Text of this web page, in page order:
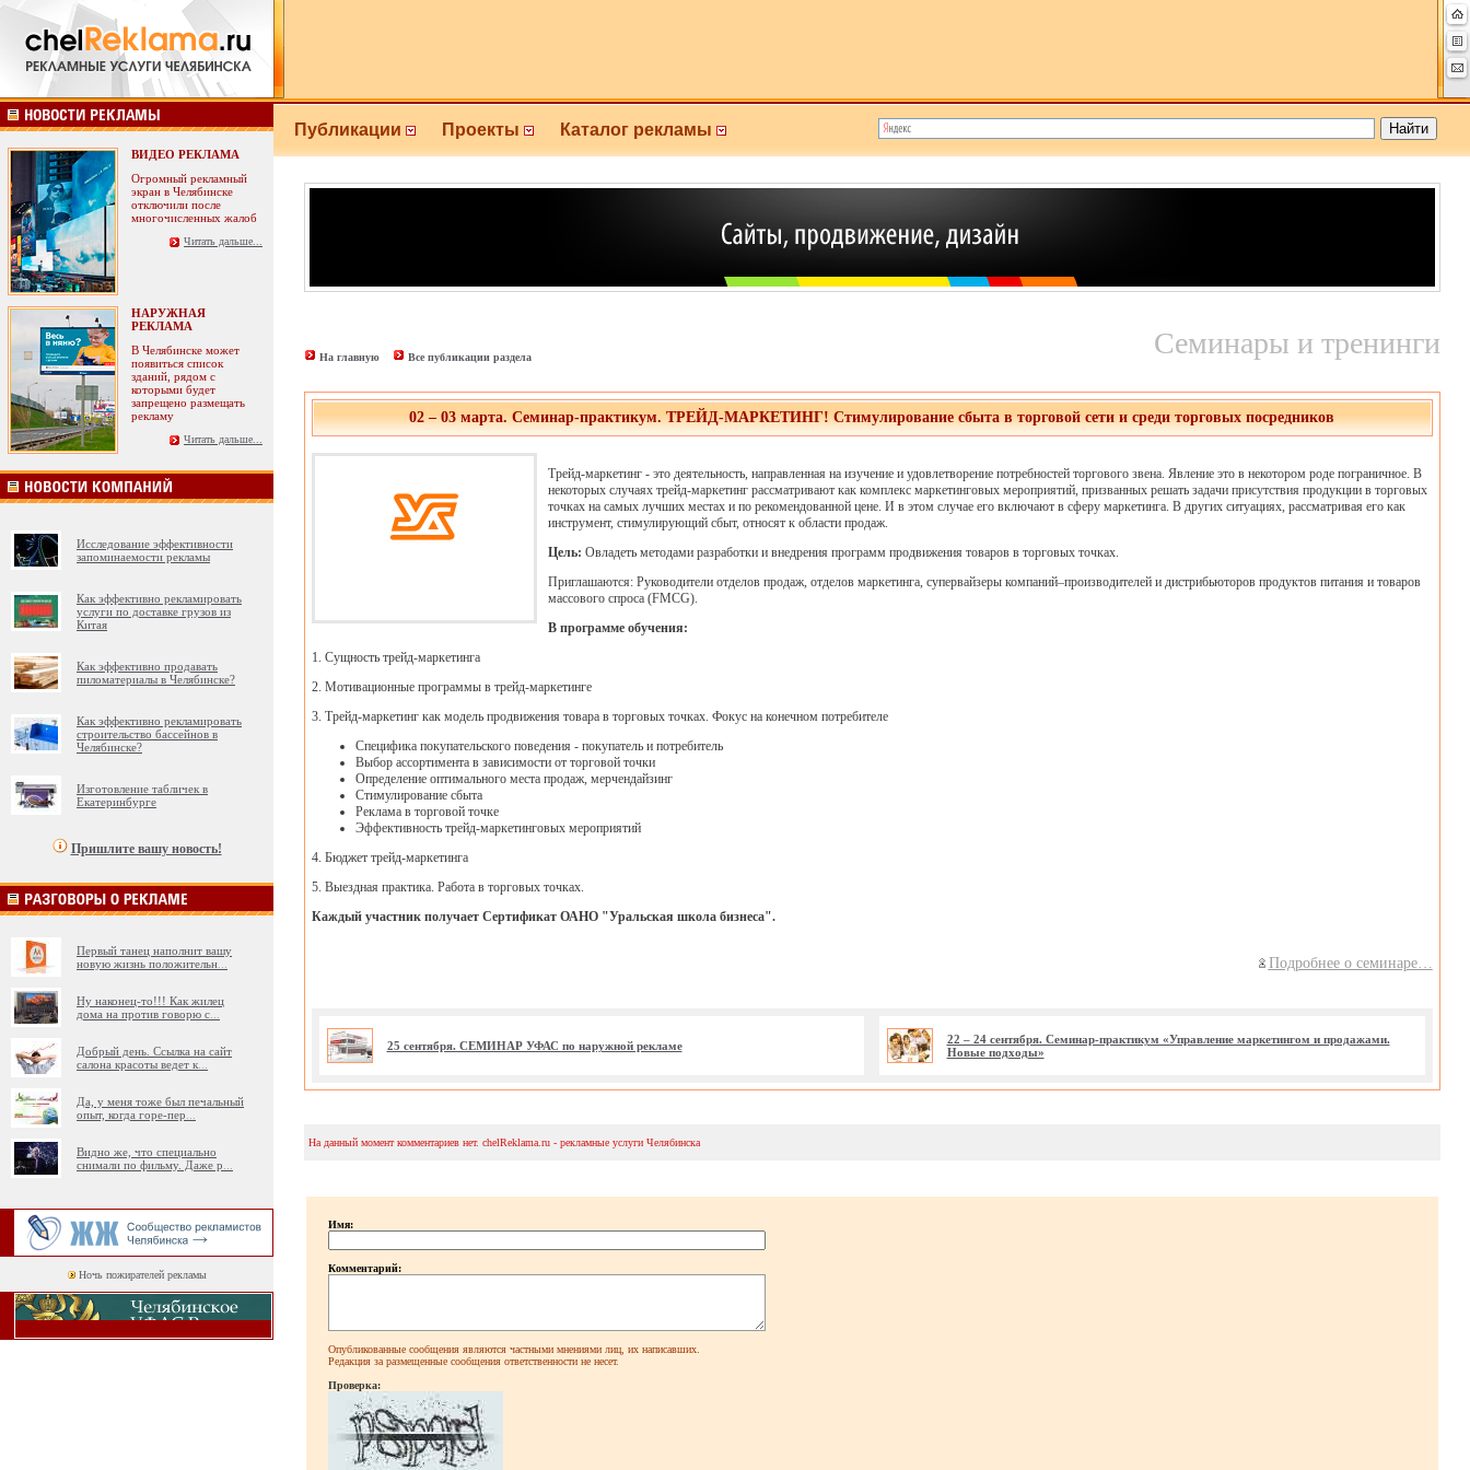
ВИДЕО РЕКЛАМА
Огромный рекламный
экран в Челябинске
отключили после
многочисленных жалоб
Читать дальше...
НАРУЖНАЯ
РЕКЛАМА
В Челябинске может
появиться список
зданий, рядом с
которыми будет
запрещено размещать
рекламу
Читать дальше...
Исследование эффективности
запоминаемости рекламы
Как эффективно рекламировать
услуги по доставке грузов из
Китая
Как эффективно продавать
пиломатериалы в Челябинске?
Как эффективно рекламировать
строительство бассейнов в
Челябинске?
Изготовление табличек в
Екатеринбурге
Пришлите вашу новость!
Первый танец наполнит вашу
новую жизнь положительн
Ну наконец-то!!! Как жилец
дома на против говорю с
Добрый день. Ссылка на сайт
салона красоты ведет к
Да, у меня тоже был печальный
опыт, когда горе-пер
Видно же, что специально
снимали по фильму. Даже р
Ночь пожирателей рекламы
Публикации Проекты Каталог рекламы
На главную Все публикации раздела Семинары и тренинги
02 – 03 марта.Семинар-практикум. ТРЕЙД-МАРКЕТИНГ! Стимулирование сбыта в торговой сети и среди торговых посредников
Трейд-маркетинг - это деятельность, направленная на изучение и удовлетворение потребностей торгового звена. Явление это в некотором роде пограничное. В
некоторых случаях трейд-маркетинг рассматривают как комплекс маркетинговых мероприятий, призванных решать задачи присутствия продукции в торговых
точках на самых лучших местах и по рекомендованной цене. И в этом случае его включают в сферу маркетинга. В других ситуациях, рассматривая его как
инструмент, стимулирующий сбыт, относят к области продаж.
Цель: Овладеть методами разработки и внедрения программ продвижения товаров в торговых точках.
Приглашаются: Руководители отделов продаж, отделов маркетинга, супервайзеры компаний–производителей и дистрибьюторов продуктов питания и товаров
массового спроса (FMCG).
В программе обучения:
1. Сущность трейд-маркетинга
2. Мотивационные программы в трейд-маркетинге
3. Трейд-маркетинг как модель продвижения товара в торговых точках. Фокус на конечном потребителе
Специфика покупательского поведения - покупатель и потребитель
Выбор ассортимента в зависимости от торговой точки
Определение оптимального места продаж, мерчендайзинг
Стимулирование сбыта
Реклама в торговой точке
Эффективность трейд-маркетинговых мероприятий
4. Бюджет трейд-маркетинга
5. Выездная практика. Работа в торговых точках.
Каждый участник получает Сертификат ОАНО "Уральская школа бизнеса".
Подробнее о семинаре…
25 сентября. СЕМИНАР УФАС по наружной рекламе
22 – 24 сентября. Семинар-практикум «Управление маркетингом и продажами.
Новые подходы»
На данный момент комментариев нет. chelReklama.ru - рекламные услуги Челябинска
Имя:
Комментарий:
Опубликованные сообщения являются частными мнениями лиц, их написавших.
Редакция за размещенные сообщения ответственности не несет.
Проверка: